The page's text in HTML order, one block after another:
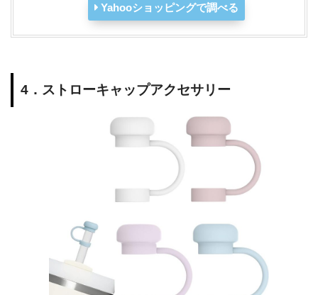
Yahooショッピングで調べる
4．ストローキャップアクセサリー